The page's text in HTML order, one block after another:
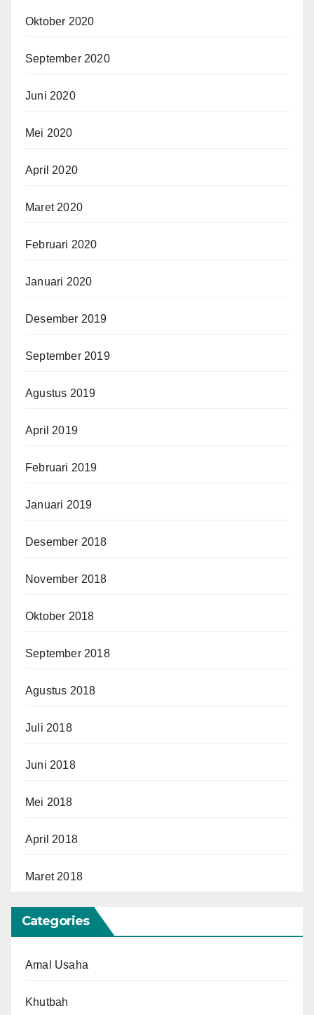
Oktober 2020
September 2020
Juni 2020
Mei 2020
April 2020
Maret 2020
Februari 2020
Januari 2020
Desember 2019
September 2019
Agustus 2019
April 2019
Februari 2019
Januari 2019
Desember 2018
November 2018
Oktober 2018
September 2018
Agustus 2018
Juli 2018
Juni 2018
Mei 2018
April 2018
Maret 2018
Categories
Amal Usaha
Khutbah